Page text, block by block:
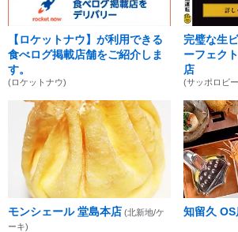
【ロケットナウ】が利用できる
食べログ掲載店舗をご紹介しま
す。
(ロケットナウ)
完璧な生
ーフェク
店
(サッポロビ
モンシェール 堂島本店 (北新地/ケ
ーキ)
知留久 OS